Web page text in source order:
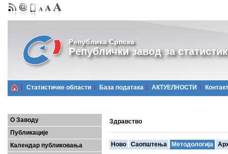
Република Српска
Републички завод за
Статистичке области Базa података АКТУЕЛНОСТИ Контакт
О Заводу
Публикације
Календар публиковања
Здравство
Ново Саопштења Методологија